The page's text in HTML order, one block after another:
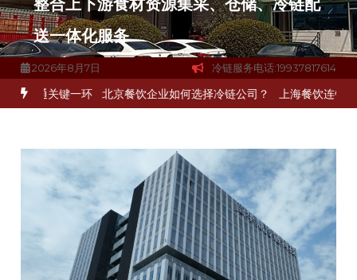
送一体化服务
2026年8月7日 冷链服务电话:19937817614
通关键一环 北京餐饮企业如何选择冷链公司？ 上海餐饮连锁加速，